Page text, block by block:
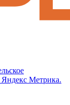
Яндекс Метрика.